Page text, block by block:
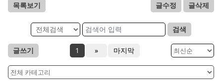
목록보기 글수정 글삭제
검색
글쓰기 1 » 마지막